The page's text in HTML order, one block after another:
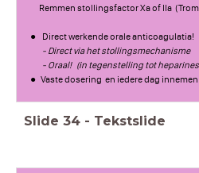
Remmen stollingsfactor Xa of IIa
Direct werkende orale anticoagulatia!
- Direct via het stollingsmechanisme
- Oraal! (in tegenstelling tot heparines
Vaste dosering en iedere dag innemen
Slide 34 - Tekstslide